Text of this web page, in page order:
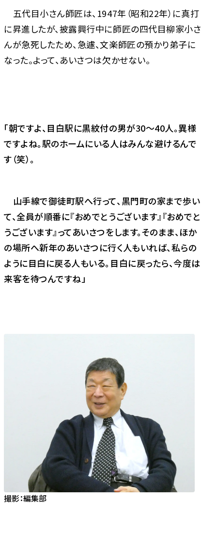
五代目小さん師匠は、1947年（昭和22年）に真打
に昇進したが、披露興行中に師匠の四代目柳家小さ
んが急死したため、急遽、文楽師匠の預かり弟子に
なった。よって、あいさつは欠かせない。
「朝ですよ、目白駅に黒紋付の男が30～40人。異様
ですよね。駅のホームにいる人はみんな避けるんで
す（笑）。
山手線で御徒町駅へ行って、黒門町の家まで歩い
て、全員が順番に『おめでとうございます』『おめでと
うございます』ってあいさつをします。そのまま、ほか
の場所へ新年のあいさつに行く人もいれば、私らの
ように目白に戻る人もいる。目白に戻ったら、今度は
来客を待つんですね」
撮影：編集部